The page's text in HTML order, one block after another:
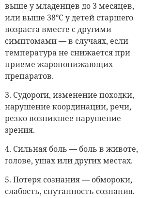
выше у младенцев до 3 месяцев,
или выше 38°C у детей старшего
возраста вместе с другими
симптомами — в случаях, если
температура не снижается при
приеме жаропонижающих
препаратов.
3. Судороги, изменение походки,
нарушение координации, речи,
резко возникшее нарушение
зрения.
4. Сильная боль — боль в животе,
голове, ушах или других местах.
5. Потеря сознания — обмороки,
слабость, спутанность сознания.